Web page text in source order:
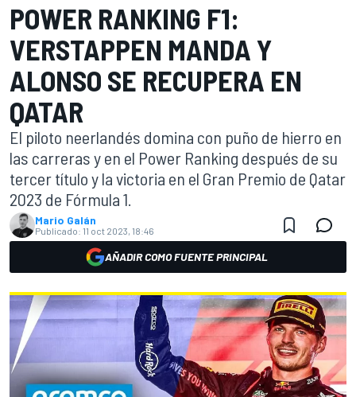
POWER RANKING F1:
VERSTAPPEN MANDA Y
ALONSO SE RECUPERA EN
QATAR
El piloto neerlandés domina con puño de hierro en
las carreras y en el Power Ranking después de su
tercer título y la victoria en el Gran Premio de Qatar
2023 de Fórmula 1.
Mario Galán
Publicado: 11 oct 2023, 18:46
AÑADIR COMO FUENTE PRINCIPAL